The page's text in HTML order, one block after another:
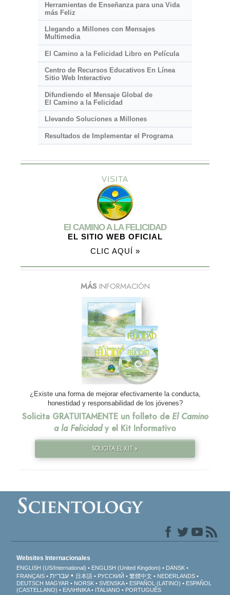
Herramientas de Enseñanza para una Vida
más Feliz
Llegando a Millones con Mensajes
Multimedia
El Camino a la Felicidad Libro en Película
Centro de Recursos Educativos En Línea
Sitio Web Interactivo
Difundiendo el Mensaje Global de
El Camino a la Felicidad
Llevando Soluciones a Millones
Resultados de Implementar el Programa
VISITA
El CAMINO A LA FELICIDAD
EL SITIO WEB OFICIAL
CLIC AQUÍ »
MÁSINFORMACIÓN
¿Existe una forma de mejorar efectivamente la conducta,
honestidad y responsabilidad de los jóvenes?
Solicita GRATUITAMENTE un folleto de El Camino
a la Felicidady el Kit Informativo
SOLICITA EL KIT »
Websites Internacionales
ENGLISH (US/International) ENGLISH (United Kingdom)
DANSK
FRANÇAIS
עברית 日本語 РУССКИЙ 繁體中文
NEDERLANDS
DEUTSCH MAGYAR NORSK SVENSKA ESPAÑOL (LATINO)
ESPAÑOL
(CASTELLANO)
ΕΛΛΗΝΙΚA ITALIANO PORTUGUÊS